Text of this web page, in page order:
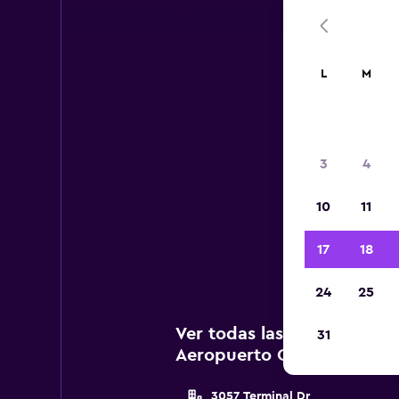
A
Ver todas las agencias de
Aeropuerto Cincinnati
3057 Terminal Dr
L M
3 4
10 11
17 18
24 25
31